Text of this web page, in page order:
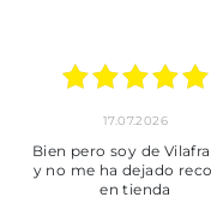
24.06.2026
***